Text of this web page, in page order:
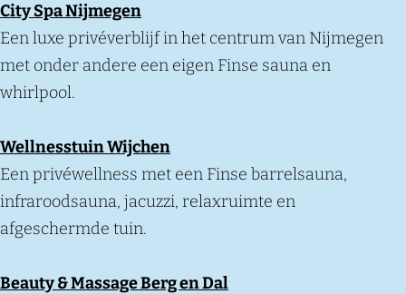
City Spa Nijmegen
Een luxe privéverblijf in het centrum van Nijmegen
met onder andere een eigen Finse sauna en
whirlpool.
Wellnesstuin Wijchen
Een privéwellness met een Finse barrelsauna,
infraroodsauna, jacuzzi, relaxruimte en
afgeschermde tuin.
Beauty & Massage Berg en Dal